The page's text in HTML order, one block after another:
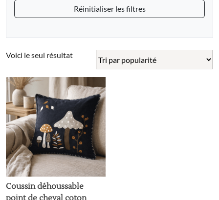
Réinitialiser les filtres
Voici le seul résultat
Coussin déhoussable
point de cheval coton